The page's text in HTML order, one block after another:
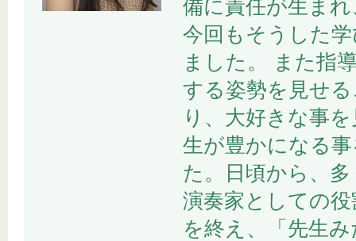
備に責任が生ま
今回もそうした
ました。 また指
する姿勢を見せ
り、大好きな事
生が豊かになる
た。日頃から、
演奏家としての
を終え、「先生